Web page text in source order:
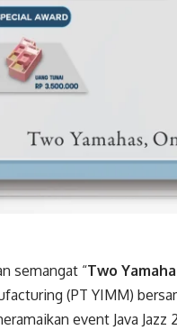
semangat “Two
(PT YIMM)
event Java